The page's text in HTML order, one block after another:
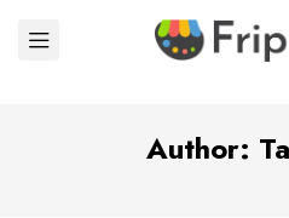
Author: